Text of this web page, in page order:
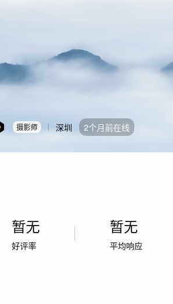
摄影师 深圳 2个月前在线
暂无
好评率
暂无
平均响应